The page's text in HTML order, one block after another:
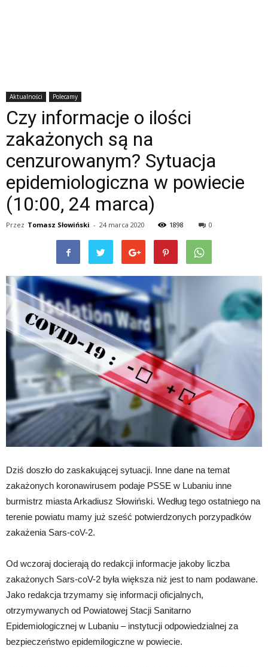
Aktualności Polecamy
Czy informacje o ilości
zakażonych są na
cenzurowanym? Sytuacja
epidemiologiczna w powiecie
(10:00, 24 marca)
Przez Tomasz Słowiński - 24 marca 2020 1898 0
Dziś doszło do zaskakującej sytuacji. Inne dane na temat
zakażonych koronawirusem podaje PSSE w Lubaniu inne
burmistrz miasta Arkadiusz Słowiński. Według tego ostatniego na
terenie powiatu mamy już sześć potwierdzonych porzypadków
zakażenia Sars-coV-2.
Od wczoraj docierają do redakcji informacje jakoby liczba
zakażonych Sars-coV-2 była większa niż jest to nam podawane.
Jako redakcja trzymamy się informacji oficjalnych,
otrzymywanych od Powiatowej Stacji Sanitarno
Epidemiologicznej w Lubaniu – instytucji odpowiedzialnej za
bezpieczeństwo epidemilogiczne w powiecie.